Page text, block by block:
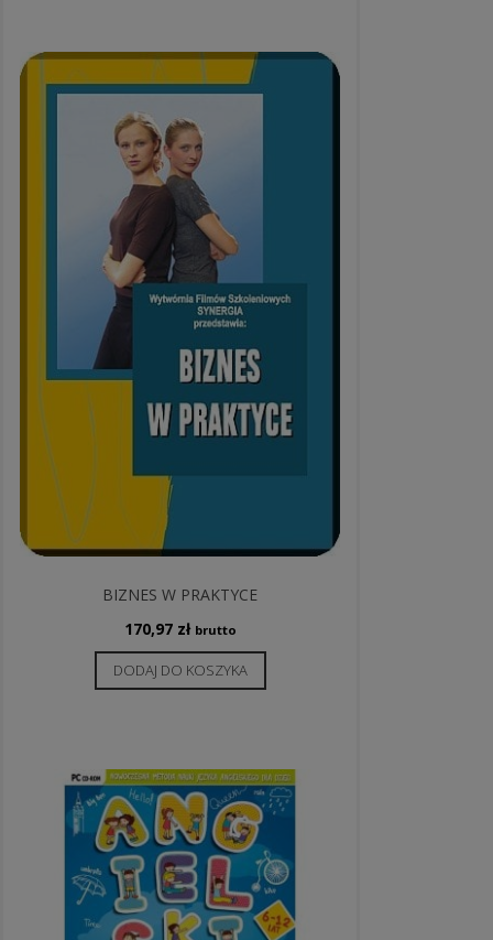
BIZNES W PRAKTYCE
170,97 zł brutto
DODAJ DO KOSZYKA